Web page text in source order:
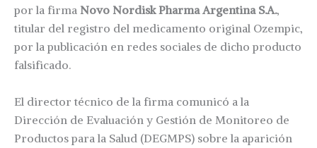
por la firma Novo Nordisk Pharma Argentina S.A.,
titular del registro del medicamento original Ozempic,
por la publicación en redes sociales de dicho producto
falsificado.
El director técnico de la firma comunicó a la
Dirección de Evaluación y Gestión de Monitoreo de
Productos para la Salud (DEGMPS) sobre la aparición